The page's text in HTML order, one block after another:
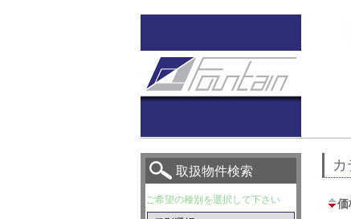
取扱物件検索
ご希望の種別を選択して下さい